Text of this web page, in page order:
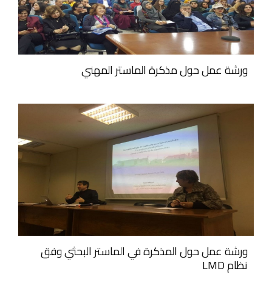
ورشة عمل حول مذكرة الماستر المهني
ورشة عمل حول المذكرة في الماستر البحثي وفق
نظام LMD